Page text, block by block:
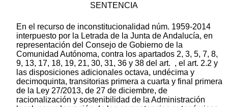
SENTENCIA
En el recurso de inconstitucionalidad núm. 1959-2014
interpuesto por la Letrada de la Junta de Andalucía, en
representación del Consejo de Gobierno de la
Comunidad Autónoma, contra los apartados 2, 3, 5, 7, 8,
9, 13, 17, 18, 19, 21, 30, 31, 36 y 38 del art. , el art. 2.2 y
las disposiciones adicionales octava, undécima y
decimoquinta, transitorias primera a cuarta y final primera
de la Ley 27/2013, de 27 de diciembre, de
racionalización y sostenibilidad de la Administración